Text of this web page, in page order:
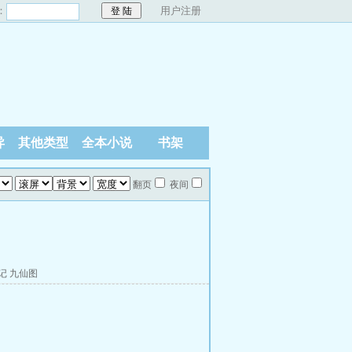
用户注册
其他类型 全本小说 书架
翻页 夜间
九仙图